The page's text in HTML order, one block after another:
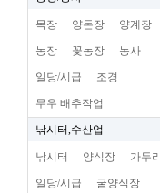
목장 양돈장 양계장
농장 꽃농장 농사
일당/시급 조경
무우 배추작업
낚시터,수산업
낚시터 양식장 가두리
일당/시급 굴양식장